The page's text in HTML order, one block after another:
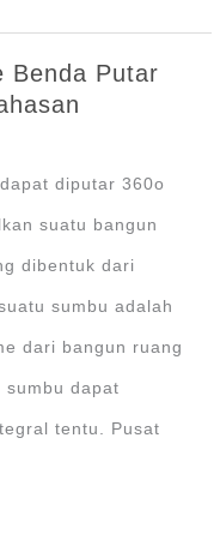
Benda Putar
diputar 360o
suatu bangun
dibentuk dari
sumbu adalah
dari bangun ruang
dapat
tentu. Pusat